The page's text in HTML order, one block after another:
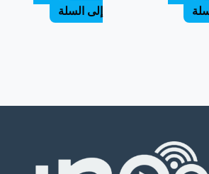
إلى السلة